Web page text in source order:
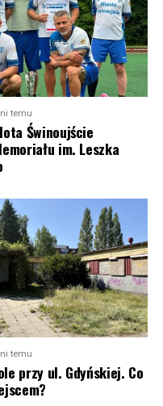
temu
Świnoujście
im. Leszka
temu
przy ul. Gdyńskiej. Co